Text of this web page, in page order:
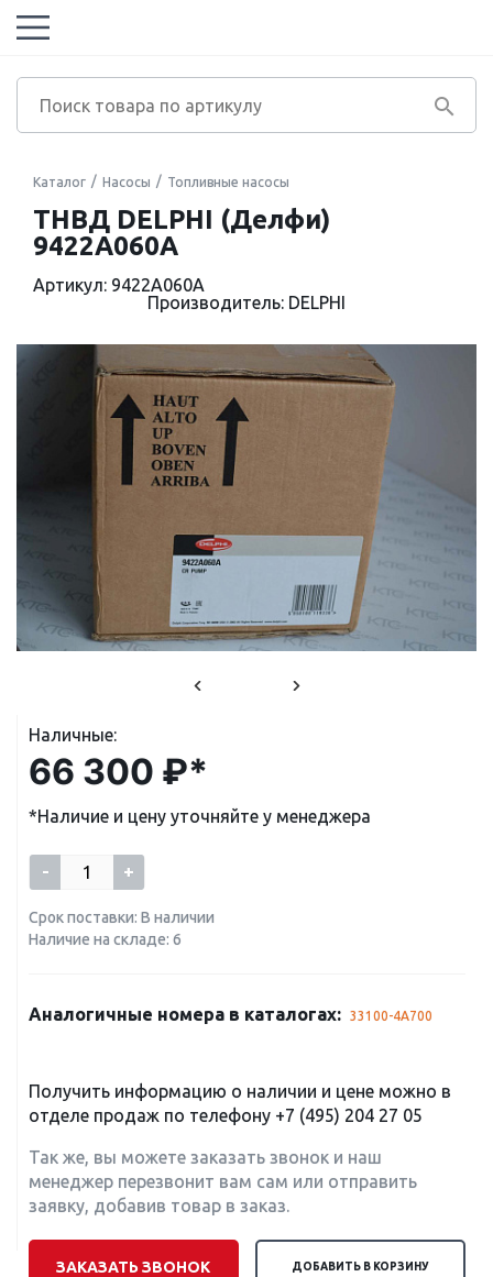
Каталог Насосы Топливные насосы
ТНВД DELPHI (Делфи)
9422A060A
Артикул: 9422A060A
Производитель: DELPHI
Наличные:
66 300 ₽*
*Наличие и цену уточняйте у менеджера
- +
Срок поставки: В наличии
Наличие на складе: 6
Аналогичные номера в каталогах: 33100-4A700
Получить информацию о наличии и цене можно в
отделе продаж по телефону +7 (495) 204 27 05
Так же, вы можете заказать звонок и наш
менеджер перезвонит вам сам или отправить
заявку, добавив товар в заказ.
ЗАКАЗАТЬ ЗВОНОК ДОБАВИТЬ В КОРЗИНУ